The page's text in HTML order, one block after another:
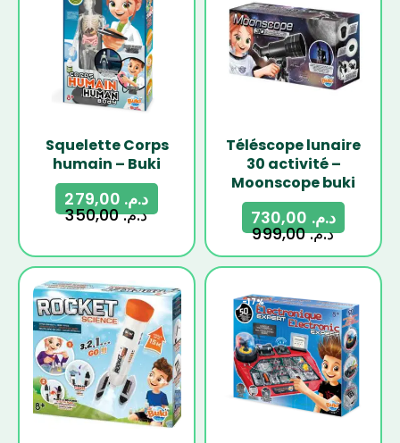
Squelette Corps
humain – Buki
د.م.350,00
د.م.
Téléscope lunaire
30 activité –
Moonscope buki
د.م.999,00
د.م.
-17% -17%